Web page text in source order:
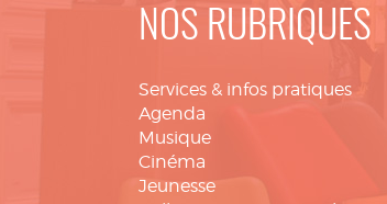
NOS RUBRIQUES
Services & infos pratiques
Agenda
Musique
Cinéma
Jeunesse